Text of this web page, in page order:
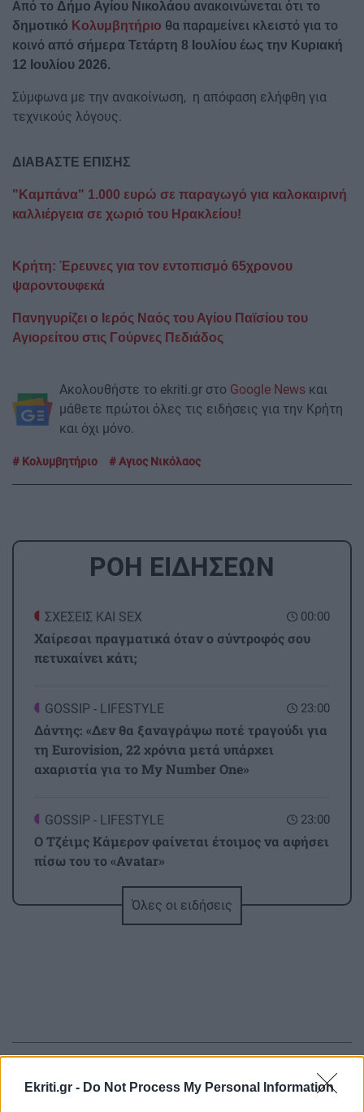
Ekriti.gr - Do Not Process My Personal Information
Από το Δήμο Αγίου Νικολάου ανακοινώνεται ότι το
δημοτικό Κολυμβητήριο θα παραμείνει κλειστό για το
κοινό από σήμερα Τετάρτη 8 Ιουλίου έως την Κυριακή
12 Ιουλίου 2026.
Σύμφωνα με την ανακοίνωση, η απόφαση ελήφθη για
τεχνικούς λόγους.
ΔΙΑΒΑΣΤΕ ΕΠΙΣΗΣ
"Καμπάνα" 1.000 ευρώ σε παραγωγό για καλοκαιρινή
καλλιέργεια σε χωριό του Ηρακλείου!
Κρήτη: Έρευνες για τον εντοπισμό 65χρονου
ψαροντουφεκά
Πανηγυρίζει ο Ιερός Ναός του Αγίου Παϊσίου του
Αγιορείτου στις Γούρνες Πεδιάδος
Ακολουθήστε το ekriti.gr στο Google News και
μάθετε πρώτοι όλες τις ειδήσεις για την Κρήτη
και όχι μόνο.
Κολυμβητήριο Αγιος Νικόλαος
ΡΟΗ ΕΙΔΗΣΕΩΝ
00:00
ΣΧΕΣΕΙΣ ΚΑΙ SEX
Χαίρεσαι πραγματικά όταν ο σύντροφός σου
πετυχαίνει κάτι;
23:00
GOSSIP - LIFESTYLE
Δάντης: «Δεν θα ξαναγράψω ποτέ τραγούδι για
τη Eurovision, 22 χρόνια μετά υπάρχει
αχαριστία για το My Number One»
23:00
GOSSIP - LIFESTYLE
Ο Τζέιμς Κάμερον φαίνεται έτοιμος να αφήσει
πίσω του το «Avatar»
ICE πριν το τέλος του μήνα
22:14
ΟΙΚΟΝΟΜΙΑ
Όλες οι ειδήσεις